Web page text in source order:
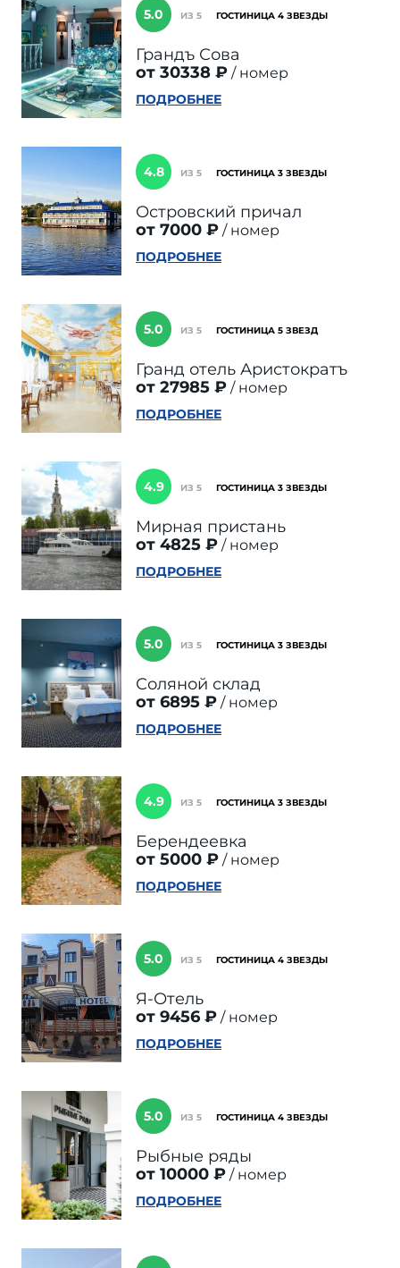
5.0 ИЗ 5 ГОСТИНИЦА 4 ЗВЕЗДЫ
Грандъ Сова
от 30338 ₽
номер
ПОДРОБНЕЕ
4.8 ИЗ 5 ГОСТИНИЦА 3 ЗВЕЗДЫ
Островский причал
от 7000 ₽
номер
ПОДРОБНЕЕ
5.0 ИЗ 5 ГОСТИНИЦА 5 ЗВЕЗД
Гранд отель Аристократъ
от 27985 ₽
номер
ПОДРОБНЕЕ
4.9 ИЗ 5 ГОСТИНИЦА 3 ЗВЕЗДЫ
Мирная пристань
от 4825 ₽
номер
ПОДРОБНЕЕ
5.0 ИЗ 5 ГОСТИНИЦА 3 ЗВЕЗДЫ
Соляной склад
от 6895 ₽
номер
ПОДРОБНЕЕ
4.9 ИЗ 5 ГОСТИНИЦА 3 ЗВЕЗДЫ
Берендеевка
от 5000 ₽
номер
ПОДРОБНЕЕ
5.0 ИЗ 5 ГОСТИНИЦА 4 ЗВЕЗДЫ
Я-Отель
от 9456 ₽
номер
ПОДРОБНЕЕ
5.0 ИЗ 5 ГОСТИНИЦА 4 ЗВЕЗДЫ
Рыбные ряды
от 10000 ₽
номер
ПОДРОБНЕЕ